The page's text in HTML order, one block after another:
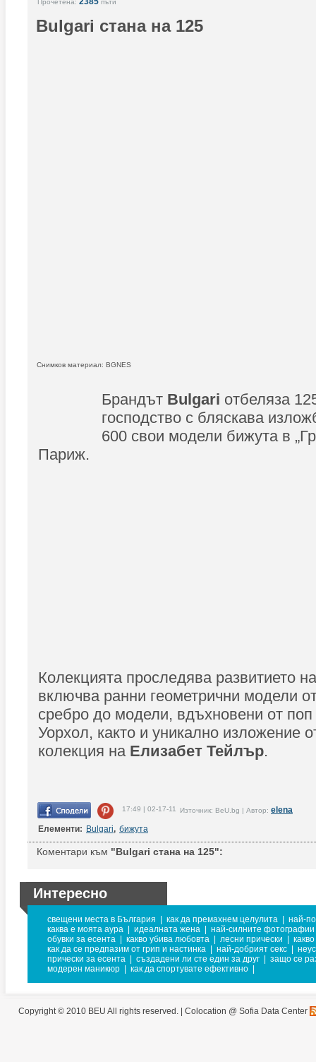
Прочетена: пъти
Bulgari стана на 125
Снимков материал: BGNES
Брандът Bulgari отбеляза
господство с бляскава
600 свои модели бижута в
Париж.
Колекцията проследява развитието
включва ранни геометрични модели
сребро до модели, вдъхновени от
Уорхол, както и уникално изложение
колекция на Елизабет Тейлър.
17:49 | 02-17-11 Източник: BeU.bg | Автор: elena
Елементи: Bulgari, бижута
Коментари към "Bulgari стана на 125":
Интересно
свещени места в България как да премахнем целулита
най-
каква е моята аура
идеалната жена
най-силните фотографии
обувки за есента
какво убива любовта лесни прически
как да се предпазим от грип и настинка
най-добрият секс
прически за есента
създадени ли сте един за друг
защо се
модерен маникюр
как да спортувате ефективно
Copyright © 2010 BEU All rights reserved. | Colocation @ Sofia Data Center